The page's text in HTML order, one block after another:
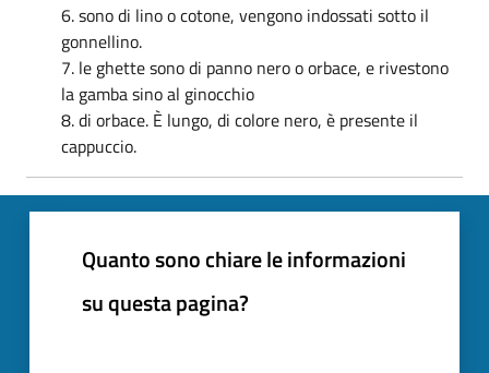
6. sono di lino o cotone, vengono indossati sotto il
gonnellino.
7. le ghette sono di panno nero o orbace, e rivestono
la gamba sino al ginocchio
8. di orbace. È lungo, di colore nero, è presente il
cappuccio.
Quanto sono chiare le informazioni
su questa pagina?